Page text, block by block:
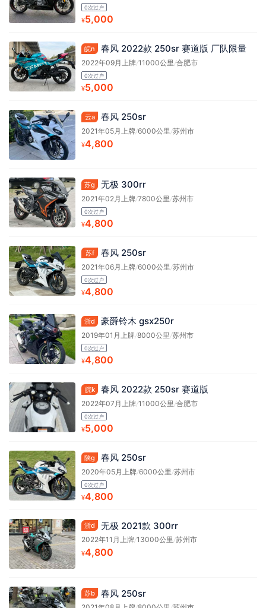
0次过户
¥5,000
皖n 春风 2022款 250sr 赛道版 厂队限量
2022年09月上牌/11000公里 /合肥市
0次过户
¥5,000
云a 春风 250sr
2021年05月上牌/6000公里 /苏州市
¥4,800
苏g 无极 300rr
2021年02月上牌/7800公里 /苏州市
0次过户
¥4,800
苏f 春风 250sr
2021年06月上牌/6000公里 /苏州市
0次过户
¥4,800
浙d 豪爵铃木 gsx250r
2019年01月上牌/8000公里 /苏州市
0次过户
¥4,800
皖k 春风 2022款 250sr 赛道版
2022年07月上牌/11000公里 /合肥市
0次过户
¥5,000
陕g 春风 250sr
2020年05月上牌/6000公里 /苏州市
0次过户
¥4,800
浙d 无极 2021款 300rr
2022年11月上牌/13000公里/苏州市
¥4,800
苏b 春风 250sr